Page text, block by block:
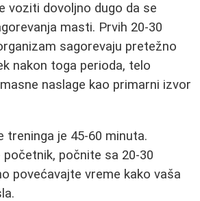
voziti dovoljno dugo da se
masti. Prvih 20-30
sagorevaju pretežno
nakon toga perioda, telo
naslage kao primarni izvor
treninga je 45-60 minuta.
počnite sa 20-30
povećavajte vreme kako vaša